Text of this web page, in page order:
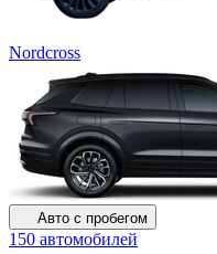
Nordcross
Авто с пробегом
150 автомобилей